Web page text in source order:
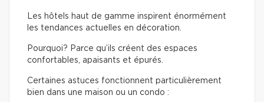
Les hôtels haut de gamme inspirent énormément
les tendances actuelles en décoration.
Pourquoi? Parce qu’ils créent des espaces
confortables, apaisants et épurés.
Certaines astuces fonctionnent particulièrement
bien dans une maison ou un condo :